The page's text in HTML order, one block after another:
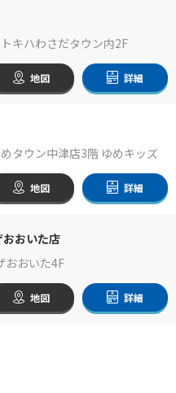
キハわさだタウン内2F
地図 詳細
タウン中津店3階 ゆめキッズ
地図 詳細
おいた店
おおいた4F
地図 詳細